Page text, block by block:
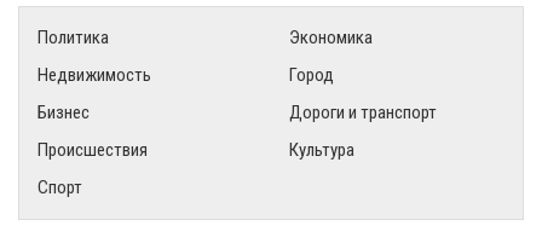
Политика
Экономика
Недвижимость
Город
Бизнес
Дороги и транспорт
Происшествия
Культура
Спорт